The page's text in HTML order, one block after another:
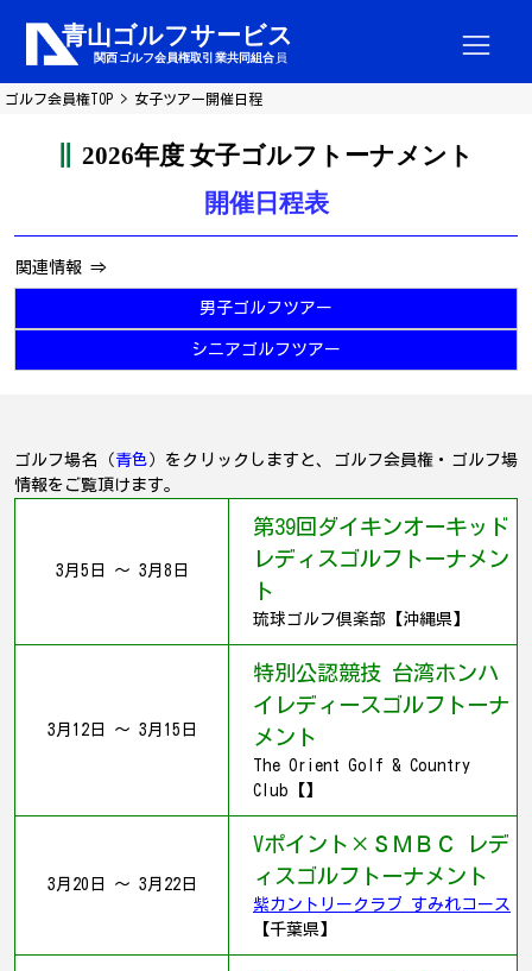
ゴルフ会員権TOP 女子ツアー開催日程
2026年度 女子ゴルフトーナメント
開催日程表
関連情報 ⇒
男子ゴルフツアー
シニアゴルフツアー
ゴルフ場名（ 青色 ）をクリックしますと、ゴルフ会員権・ゴルフ場
情報をご覧頂けます。
3月5日 ～ 3月8日
第39回ダイキンオーキッド
レディスゴルフトーナメン
ト
琉球ゴルフ倶楽部【沖縄県】
3月12日 ～ 3月15日
特別公認競技 台湾ホンハ
イレディースゴルフトーナ
メント
The Orient Golf & Country
Club【】
3月20日 ～ 3月22日
Vポイント×ＳＭＢＣ レデ
ィスゴルフトーナメント
紫カントリークラブ すみれコース
【千葉県】